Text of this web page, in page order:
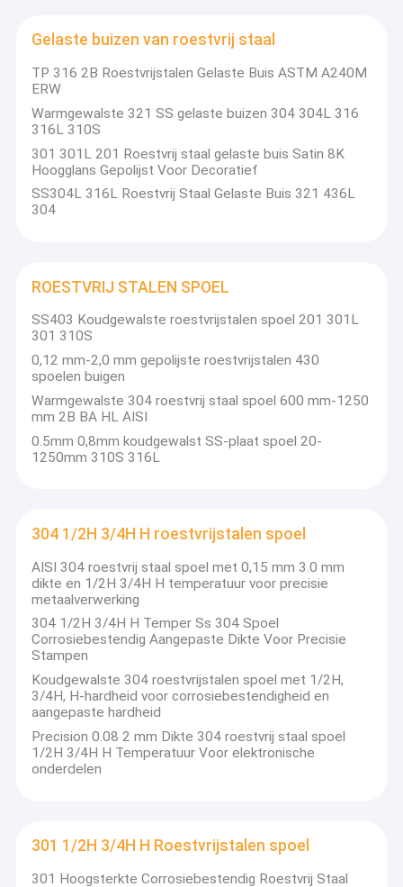
Gelaste buizen van roestvrij staal
TP 316 2B Roestvrijstalen Gelaste Buis ASTM A240M
ERW
Warmgewalste 321 SS gelaste buizen 304 304L 316
316L 310S
301 301L 201 Roestvrij staal gelaste buis Satin 8K
Hoogglans Gepolijst Voor Decoratief
SS304L 316L Roestvrij Staal Gelaste Buis 321 436L
304
ROESTVRIJ STALEN SPOEL
SS403 Koudgewalste roestvrijstalen spoel 201 301L
301 310S
0,12 mm-2,0 mm gepolijste roestvrijstalen 430
spoelen buigen
Warmgewalste 304 roestvrij staal spoel 600 mm-1250
mm 2B BA HL AISI
0.5mm 0,8mm koudgewalst SS-plaat spoel 20-
1250mm 310S 316L
304 1/2H 3/4H H roestvrijstalen spoel
AISI 304 roestvrij staal spoel met 0,15 mm 3.0 mm
dikte en 1/2H 3/4H H temperatuur voor precisie
metaalverwerking
304 1/2H 3/4H H Temper Ss 304 Spoel
Corrosiebestendig Aangepaste Dikte Voor Precisie
Stampen
Koudgewalste 304 roestvrijstalen spoel met 1/2H,
3/4H, H-hardheid voor corrosiebestendigheid en
aangepaste hardheid
Precision 0.08 2 mm Dikte 304 roestvrij staal spoel
1/2H 3/4H H Temperatuur Voor elektronische
onderdelen
301 1/2H 3/4H H Roestvrijstalen spoel
301 Hoogsterkte Corrosiebestendig Roestvrij Staal
en heeft een cluster gevormd van hoog-efficiënte,
energiebesparende en duurzame staalproducten, voornamelijk
bestaande uit roestvrij